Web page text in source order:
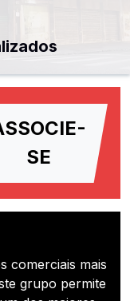
SE
comerciais mais
grupo permite